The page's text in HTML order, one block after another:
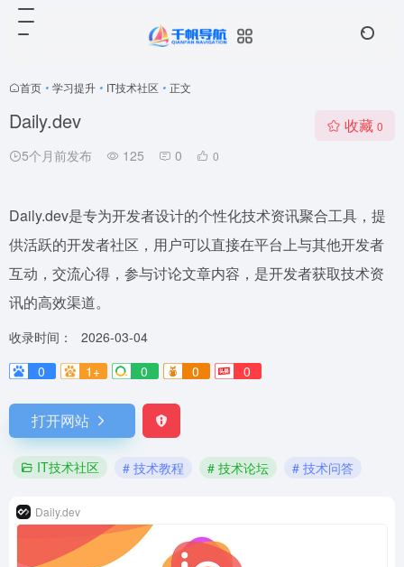
首页 • 学习提升 • IT技术社区 • 正文
Daily.dev
5个月前发布 125 0 0
收藏 0
Daily.dev是专为开发者设计的个性化技术资讯聚合工具，提
供活跃的开发者社区，用户可以直接在平台上与其他开发者
互动，交流心得，参与讨论文章内容，是开发者获取技术资
讯的高效渠道。
收录时间：
2026-03-04
0
1+ 0 0 0
打开网站
IT技术社区 # 技术教程 # 技术论坛 # 技术问答
Daily.dev